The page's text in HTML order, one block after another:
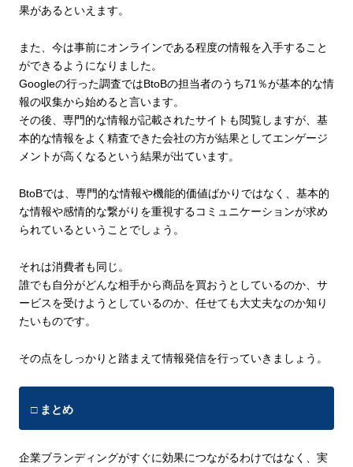
果があるといえます。
また、今は事前にオンラインである程度の情報を入手すること
ができるようになりました。
Googleの行った調査ではBtoBの担当者のうち71％が基本的な情
報の収集から始めると言います。
その後、専門的な情報が記載されたサイトも閲覧しますが、基
本的な情報をよく精査できた会社の方が結果としてエンゲージ
メントが高くなるという結果が出ています。
BtoBでは、専門的な情報や機能的価値ばかりではなく、基本的
な情報や感情的な繋がりを重視するコミュニケーションが求め
られているということでしょう。
それは消費者も同じ。
誰でも自分がどんな相手から商品を買おうとしているのか、サ
ービスを受けようとしているのか、任せても大丈夫なのか知り
たいものです。
その点をしっかりと踏まえて情報発信を行っていきましょう。
□ まとめ
企業ブランディングがすぐに効果につながるわけではなく、実